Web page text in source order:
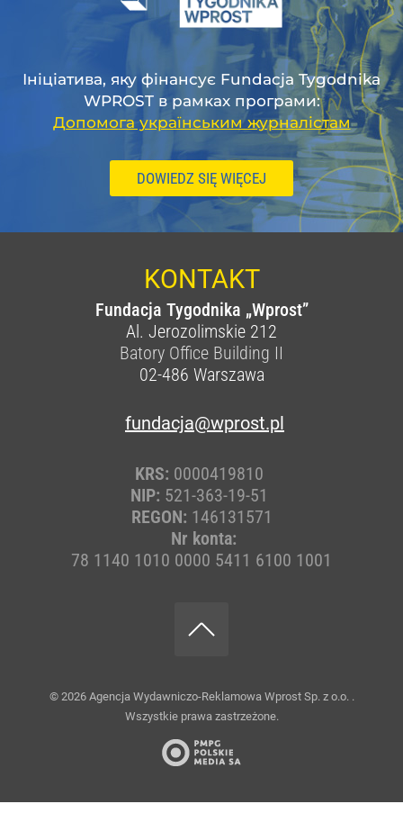
Ініціатива, яку фінансує Fundacja Tygodnika
WPROST в рамках програми:
Допомога українським журналістам
DOWIEDZ SIĘ WIĘCEJ
KONTAKT
Fundacja Tygodnika „Wprost”
Al. Jerozolimskie 212
Batory Office Building II
02-486 Warszawa
fundacja@wprost.pl
KRS: 0000419810
NIP: 521-363-19-51
REGON: 146131571
Nr konta:
78 1140 1010 0000 5411 6100 1001
© 2026 Agencja Wydawniczo-Reklamowa Wprost Sp. z o.o. .
Wszystkie prawa zastrzeżone.